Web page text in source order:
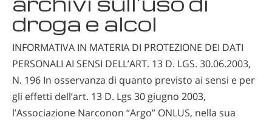
droga e alcol
INFORMATIVA IN MATERIA DI PROTEZIONE DEI DATI
PERSONALI AI SENSI DELL’ART. 13 D. LGS. 30.06.2003,
N. 196 In osservanza di quanto previsto ai sensi e per
gli effetti dell’art. 13 D. Lgs 30 giugno 2003,
l’Associazione Narconon “Argo” ONLUS, nella sua